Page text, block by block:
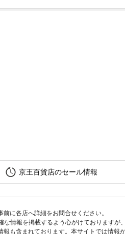
京王百貨店のセール情報
に各店へ詳細をお問合せください。
情報を掲載するよう心がけておりますが
も含まれております。本サイトでは情報